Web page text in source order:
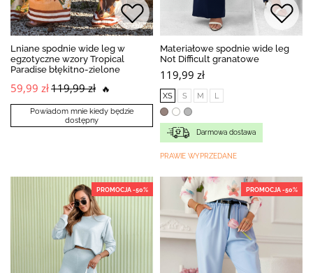
Lniane spodnie wide leg w
egzotyczne wzory Tropical
Paradise błękitno-zielone
59,99 zł119,99 zł 🔥
Powiadom mnie kiedy będzie
dostępny
Materiałowe spodnie wide leg
Not Difficult granatowe
119,99 zł
XS S M L
Darmowa dostawa
PRAWIE WYPRZEDANE
PROMOCJA -50% PROMOCJA -50%